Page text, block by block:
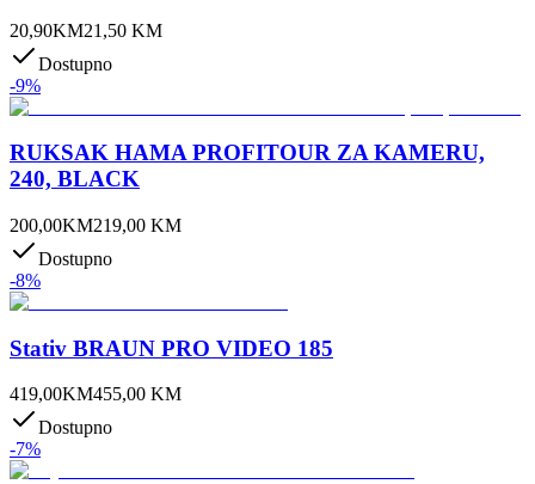
20,90KM21,50 KM
Dostupno
-9%
RUKSAK HAMA PROFITOUR ZA KAMERU,
240, BLACK
200,00KM219,00 KM
Dostupno
-8%
Stativ BRAUN PRO VIDEO 185
419,00KM455,00 KM
Dostupno
-7%